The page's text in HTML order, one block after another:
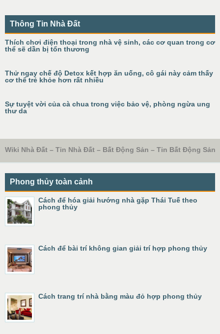
Thông Tin Nhà Đất
Thích chơi điện thoại trong nhà vệ sinh, các cơ quan trong cơ
thể sẽ dần bị tổn thương
Thử ngay chế độ Detox kết hợp ăn uống, cô gái này cảm thấy
cơ thể trẻ khỏe hơn rất nhiều
Sự tuyệt vời của cà chua trong việc bảo vệ, phòng ngừa ung
thư da
Wiki Nhà Đất – Tin Nhà Đất – Bất Động Sản – Tin Bất Động Sản
Phong thủy toàn cảnh
Cách để hóa giải hướng nhà gặp Thái Tuế theo
phong thủy
Cách để bài trí không gian giải trí hợp phong thủy
Cách trang trí nhà bằng màu đỏ hợp phong thủy